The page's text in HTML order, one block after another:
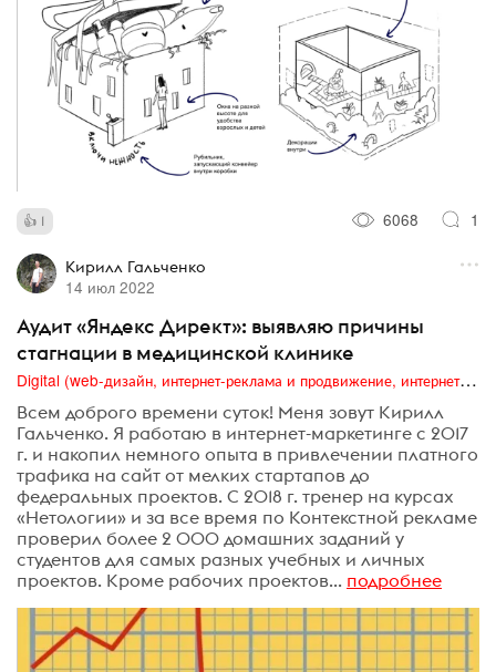
1 6068 1
Кирилл Гальченко
14 июл 2022
Аудит «Яндекс Директ»: выявляю причины
стагнации в медицинской клинике
Digital (web-дизайн, интернет-реклама и продвижение, интернет-сообщества и блоги, интернет-коммуникации, мобильный маркетинг, реклама на цифровых экранах)
Всем доброго времени суток! Меня зовут Кирилл
Гальченко. Я работаю в интернет-маркетинге с 2017
г. и накопил немного опыта в привлечении платного
трафика на сайт от мелких стартапов до
федеральных проектов. С 2018 г. тренер на курсах
«Нетологии» и за все время по Контекстной рекламе
проверил более 2 000 домашних заданий у
студентов для самых разных учебных и личных
проектов. Кроме рабочих проектов... подробнее